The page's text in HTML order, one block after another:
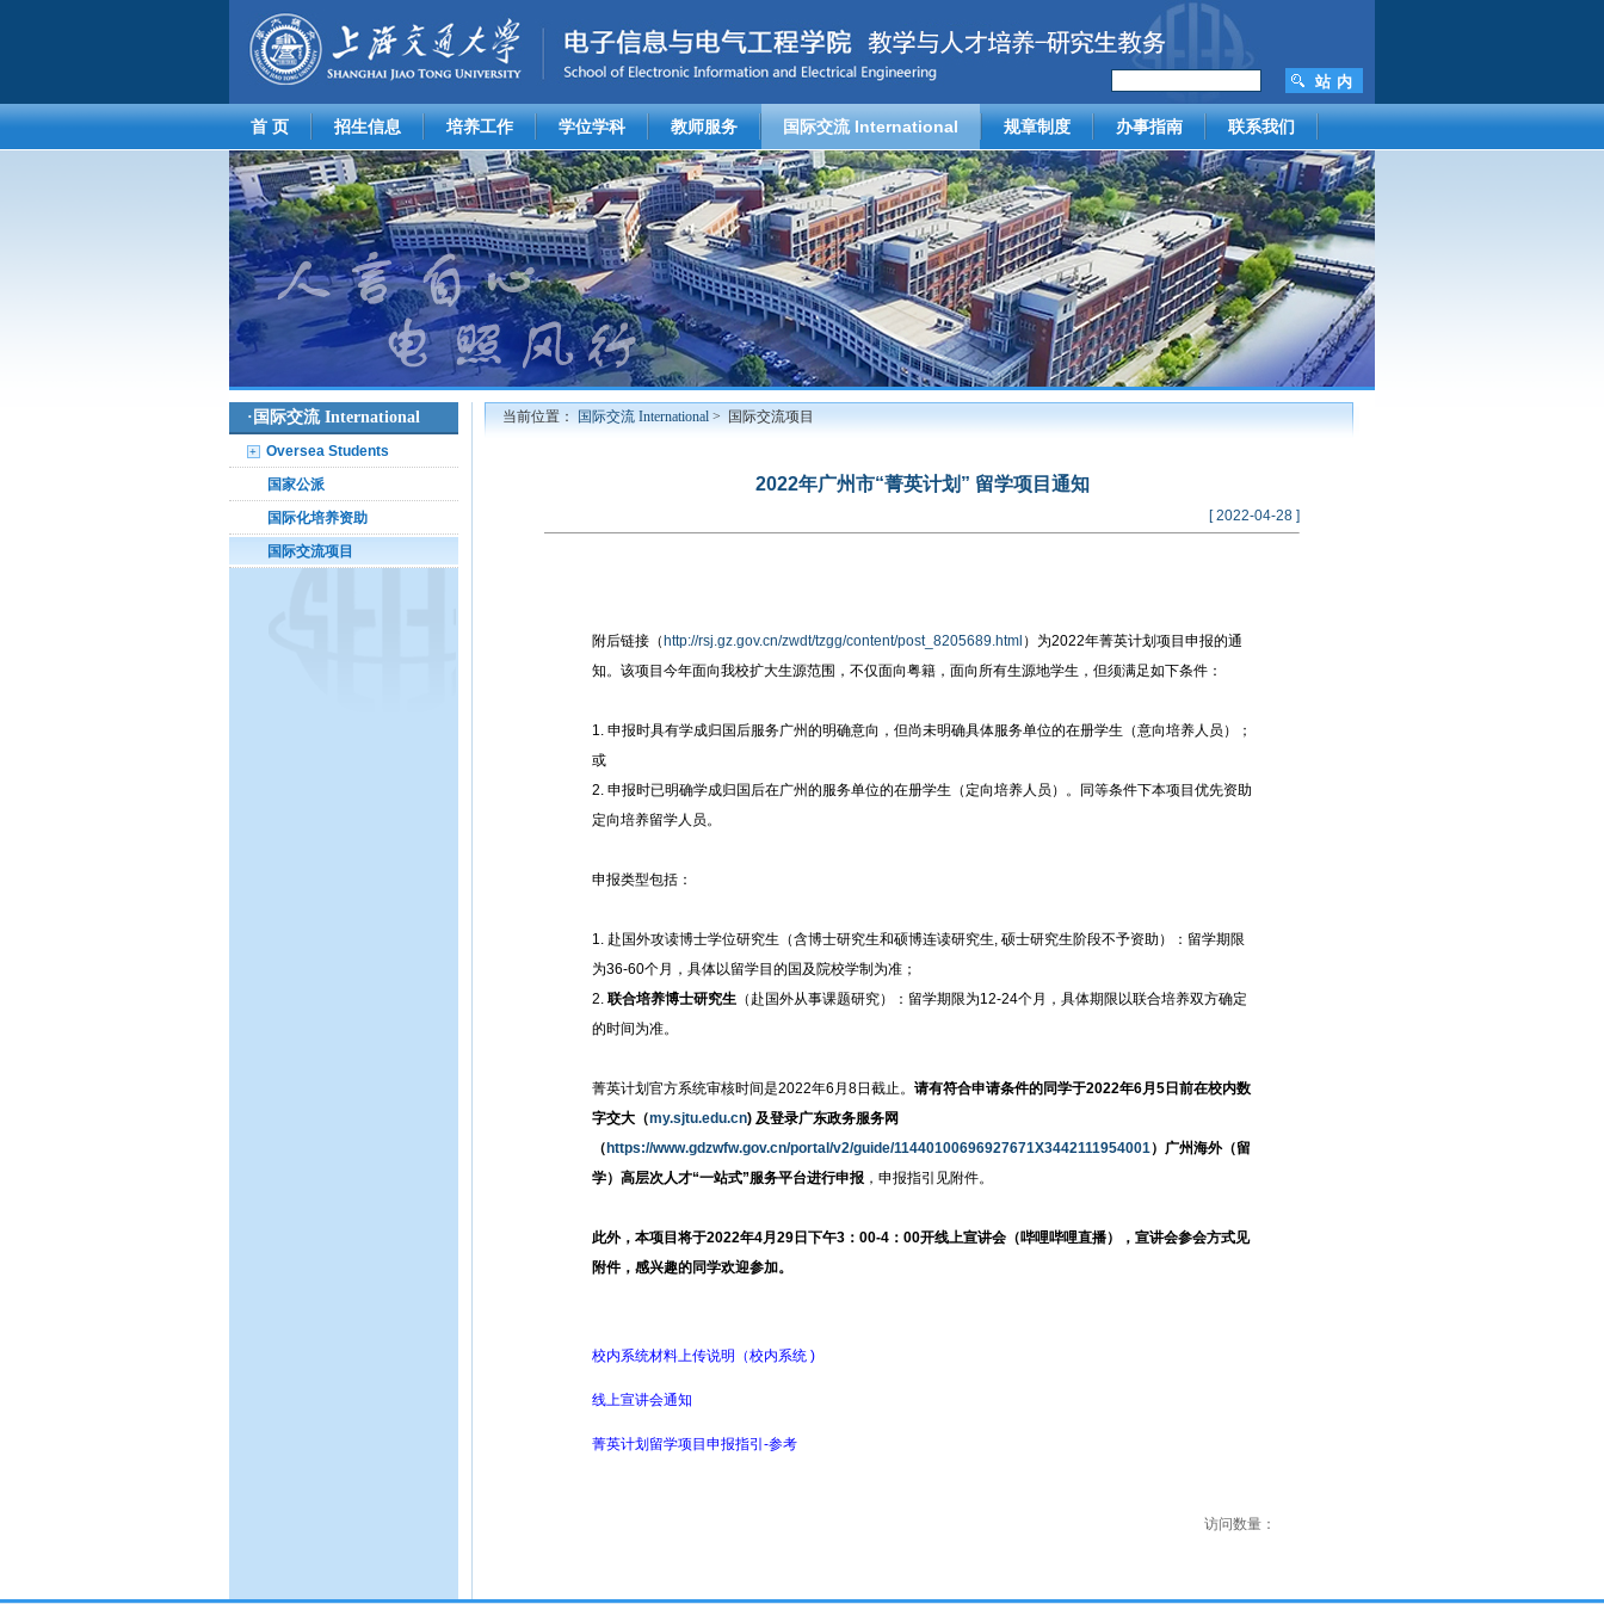
首 页 招生信息 培养工作 学位学科 教师服务 国际交流 International 规章制度 办事指南 联系我们
· 国际交流 International
+
Oversea Students
国家公派
国际化培养资助
国际交流项目
当前位置： 国际交流 International > 国际交流项目
2022年广州市“菁英计划” 留学项目通知
[ 2022-04-28 ]
附后链接（ http://rsj.gz.gov.cn/zwdt/tzgg/content/post_8205689.html ）为2022年菁英计划项目申报的通
知。该项目今年面向我校扩大生源范围，不仅面向粤籍，面向所有生源地学生，但须满足如下条件：
1. 申报时具有学成归国后服务广州的明确意向，但尚未明确具体服务单位的在册学生（意向培养人员）；
或
2. 申报时已明确学成归国后在广州的服务单位的在册学生（定向培养人员）。同等条件下本项目优先资助
定向培养留学人员。
申报类型包括：
1. 赴国外攻读博士学位研究生（含博士研究生和硕博连读研究生, 硕士研究生阶段不予资助）：留学期限
为36-60个月，具体以留学目的国及院校学制为准；
2. 联合培养博士研究生 （赴国外从事课题研究）：留学期限为12-24个月，具体期限以联合培养双方确定
的时间为准。
菁英计划官方系统审核时间是2022年6月8日截止。 请有符合申请条件的同学于2022年6月5日前在校内数
字交大（my.sjtu.edu.cn) 及登录广东政务服务网
（ https://www.gdzwfw.gov.cn/portal/v2/guide/11440100696927671X3442111954001）广州海外（留
学）高层次人才“一站式”服务平台进行申报 ，申报指引见附件。
此外，本项目将于2022年4月29日下午3：00-4：00开线上宣讲会（哔哩哔哩直播），宣讲会参会方式见
附件，感兴趣的同学欢迎参加。
校内系统材料上传说明（校内系统 )
线上宣讲会通知
菁英计划留学项目申报指引-参考
访问数量：